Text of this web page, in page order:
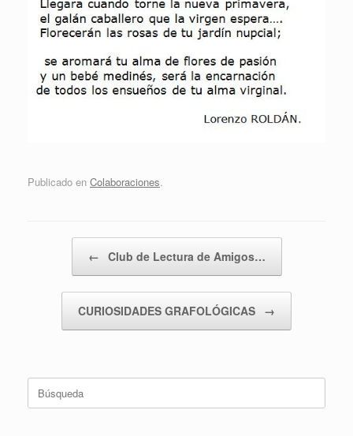
Publicado en Colaboraciones.
← Club de Lectura de Amigos…
CURIOSIDADES GRAFOLÓGICAS →